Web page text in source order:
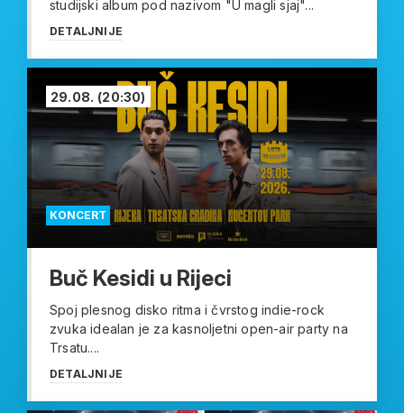
studijski album pod nazivom "U magli sjaj"...
DETALJNIJE
KONCERT
29.08. (20:30)
Buč Kesidi u Rijeci
Spoj plesnog disko ritma i čvrstog indie-rock
zvuka idealan je za kasnoljetni open-air party na
Trsatu....
DETALJNIJE